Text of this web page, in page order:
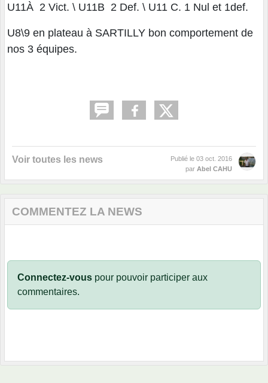
U11À 2 Vict. \ U11B 2 Def. \ U11 C. 1 Nul et 1def.
U8\9 en plateau à SARTILLY bon comportement de
nos 3 équipes.
Voir toutes les news Publié le 03 oct. 2016
par Abel CAHU
COMMENTEZ LA NEWS
Connectez-vous pour pouvoir participer aux
commentaires.